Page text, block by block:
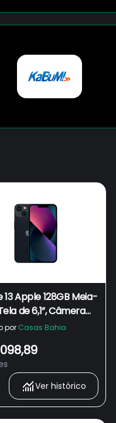
13 Apple 128GB Meia-
de 6,1”, Câmera
12MP
por Casas Bahia
Ver histórico